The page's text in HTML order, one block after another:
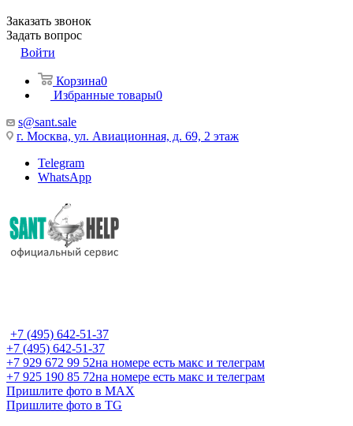
Заказать звонок
Задать вопрос
Войти
Корзина0
Избранные товары0
s@sant.sale
г. Москва, ул. Авиационная, д. 69, 2 этаж
Telegram
WhatsApp
+7 (495) 642-51-37
+7 (495) 642-51-37
+7 929 672 99 52на номере есть макс и телеграм
+7 925 190 85 72на номере есть макс и телеграм
Пришлите фото в MAX
Пришлите фото в TG